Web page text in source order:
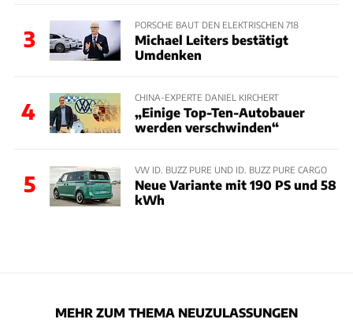
3
PORSCHE BAUT DEN ELEKTRISCHEN 718
Michael Leiters bestätigt
Umdenken
4
CHINA-EXPERTE DANIEL KIRCHERT
„Einige Top-Ten-Autobauer
werden verschwinden“
5
VW ID. BUZZ PURE UND ID. BUZZ PURE CARGO
Neue Variante mit 190 PS und 58
kWh
MEHR ZUM THEMA NEUZULASSUNGEN